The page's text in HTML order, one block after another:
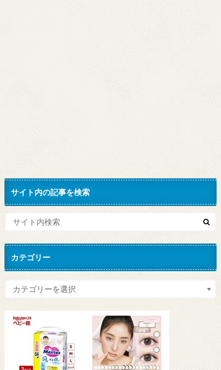
サイト内の記事を検索
カテゴリー